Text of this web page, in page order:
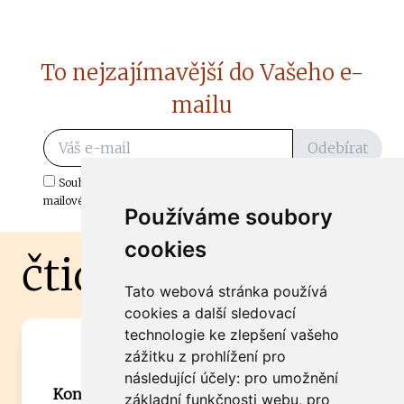
Používáme soubory
cookies
Tato webová stránka používá
cookies a další sledovací
technologie ke zlepšení vašeho
zážitku z prohlížení pro
následující účely: pro umožnění
základní funkčnosti webu, pro
To nejzajímavější do Vašeho e-
mailu
Odebírat
Souhlasím s odběrem důležitých zpráv ze ČtiDoma.cz do mé e-
mailové schránky.
čtidoma.cz
Máte zajímavou informaci? Chcete
spolupracovat?
Kontaktujte šéfredaktora Martina Chalupu: